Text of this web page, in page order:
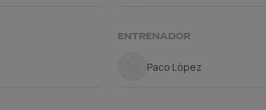
ENTRENADOR
Paco López